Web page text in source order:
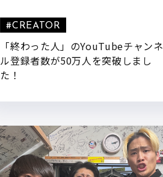
「終わった人」のYouTubeチャンネ
ル登録者数が50万人を突破しまし
た！
#CREATOR